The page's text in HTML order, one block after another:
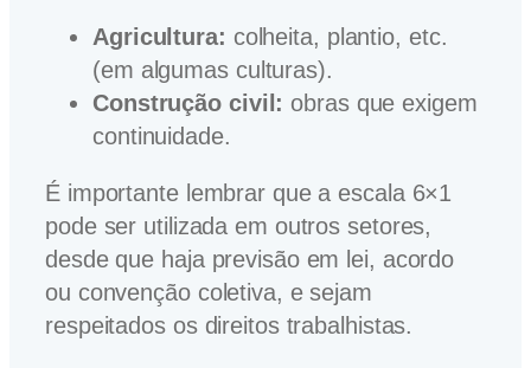
Agricultura: colheita, plantio, etc.
(em algumas culturas).
Construção civil: obras que exigem
continuidade.
É importante lembrar que a escala 6×1
pode ser utilizada em outros setores,
desde que haja previsão em lei, acordo
ou convenção coletiva, e sejam
respeitados os direitos trabalhistas.